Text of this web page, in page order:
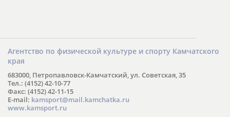
Агентство по физической культуре и спорту Камчатского
края
683000, Петропавловск-Камчатский, ул. Советская, 35
Тел.: (4152) 42-10-77
Факс: (4152) 42-11-15
E-mail: kamsport@mail.kamchatka.ru
www.kamsport.ru